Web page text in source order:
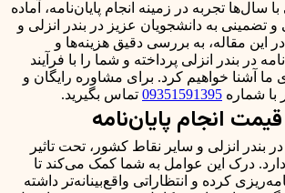
تجربه در زمینه انجام پایان‌نامه، آماده
تضمینی به دانشجویان عزیز در بندر انزلی و
مقاله، به بررسی دقیق هزینه‌ها و
در بندر انزلی پرداخته و شما را با فرآیند
ما آشنا خواهیم کرد. برای مشاوره رایگان و
شماره 09351591395 تماس بگیرید.
انجام پایان‌نامه
در بندر انزلی و سایر نقاط کشور، تحت تاثیر
درک این عوامل به شما کمک می‌کند تا
کرده و انتظاراتی واقع‌بینانه‌تر داشته